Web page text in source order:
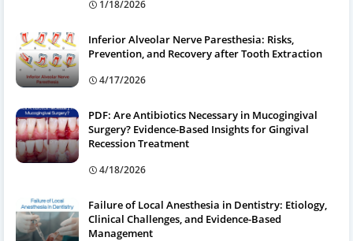
1/18/2026
Inferior Alveolar Nerve Paresthesia: Risks,
Prevention, and Recovery after Tooth Extraction
4/17/2026
PDF: Are Antibiotics Necessary in Mucogingival
Surgery? Evidence-Based Insights for Gingival
Recession Treatment
4/18/2026
Failure of Local Anesthesia in Dentistry: Etiology,
Clinical Challenges, and Evidence-Based
Management